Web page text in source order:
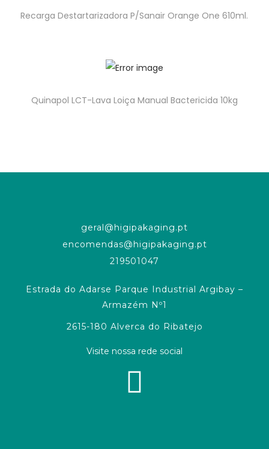
Recarga Destartarizadora P/Sanair Orange One 610ml.
Quinapol LCT-Lava Loiça Manual Bactericida 10kg
geral@higipakaging.pt
encomendas@higipakaging.pt
219501047
Estrada do Adarse Parque Industrial Argibay –
Armazém Nº1
2615-180 Alverca do Ribatejo
Visite nossa rede social